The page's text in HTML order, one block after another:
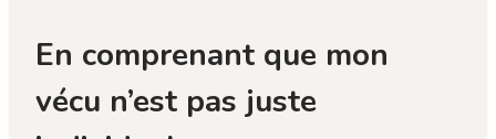
En comprenant que mon
vécu n’est pas juste